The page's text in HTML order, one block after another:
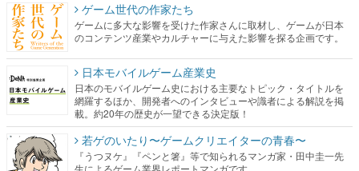
ゲーム世代の作家たち
ゲームに多大な影響を受けた作家さんに取材し、ゲームが日本
のコンテンツ産業やカルチャーに与えた影響を探る企画です。
日本モバイルゲーム産業史
日本のモバイルゲーム史における主要なトピック・タイトルを
網羅するほか、開発者へのインタビューや識者による解説を掲
載。約20年の歴史が一望できる決定版！
若ゲのいたり〜ゲームクリエイターの青春〜
『うつヌケ』『ペンと箸』等で知られるマンガ家・田中圭一先